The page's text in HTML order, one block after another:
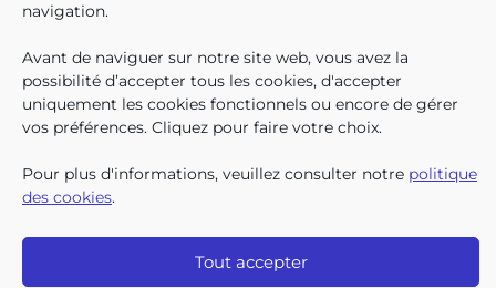
navigation.
Avant de naviguer sur notre site web, vous avez la
possibilité d’accepter tous les cookies, d'accepter
uniquement les cookies fonctionnels ou encore de gérer
vos préférences. Cliquez pour faire votre choix.
Pour plus d'informations, veuillez consulter notre politique
des cookies.
Tout accepter
montant de base de leurs all
TOUTES LES NEWS
TRANSPARENCE
CONTACTEZ-NOUS
PRESSE
2026 Iriscare
Déclaration d’accessibilité
Protection des données à caractère personnel